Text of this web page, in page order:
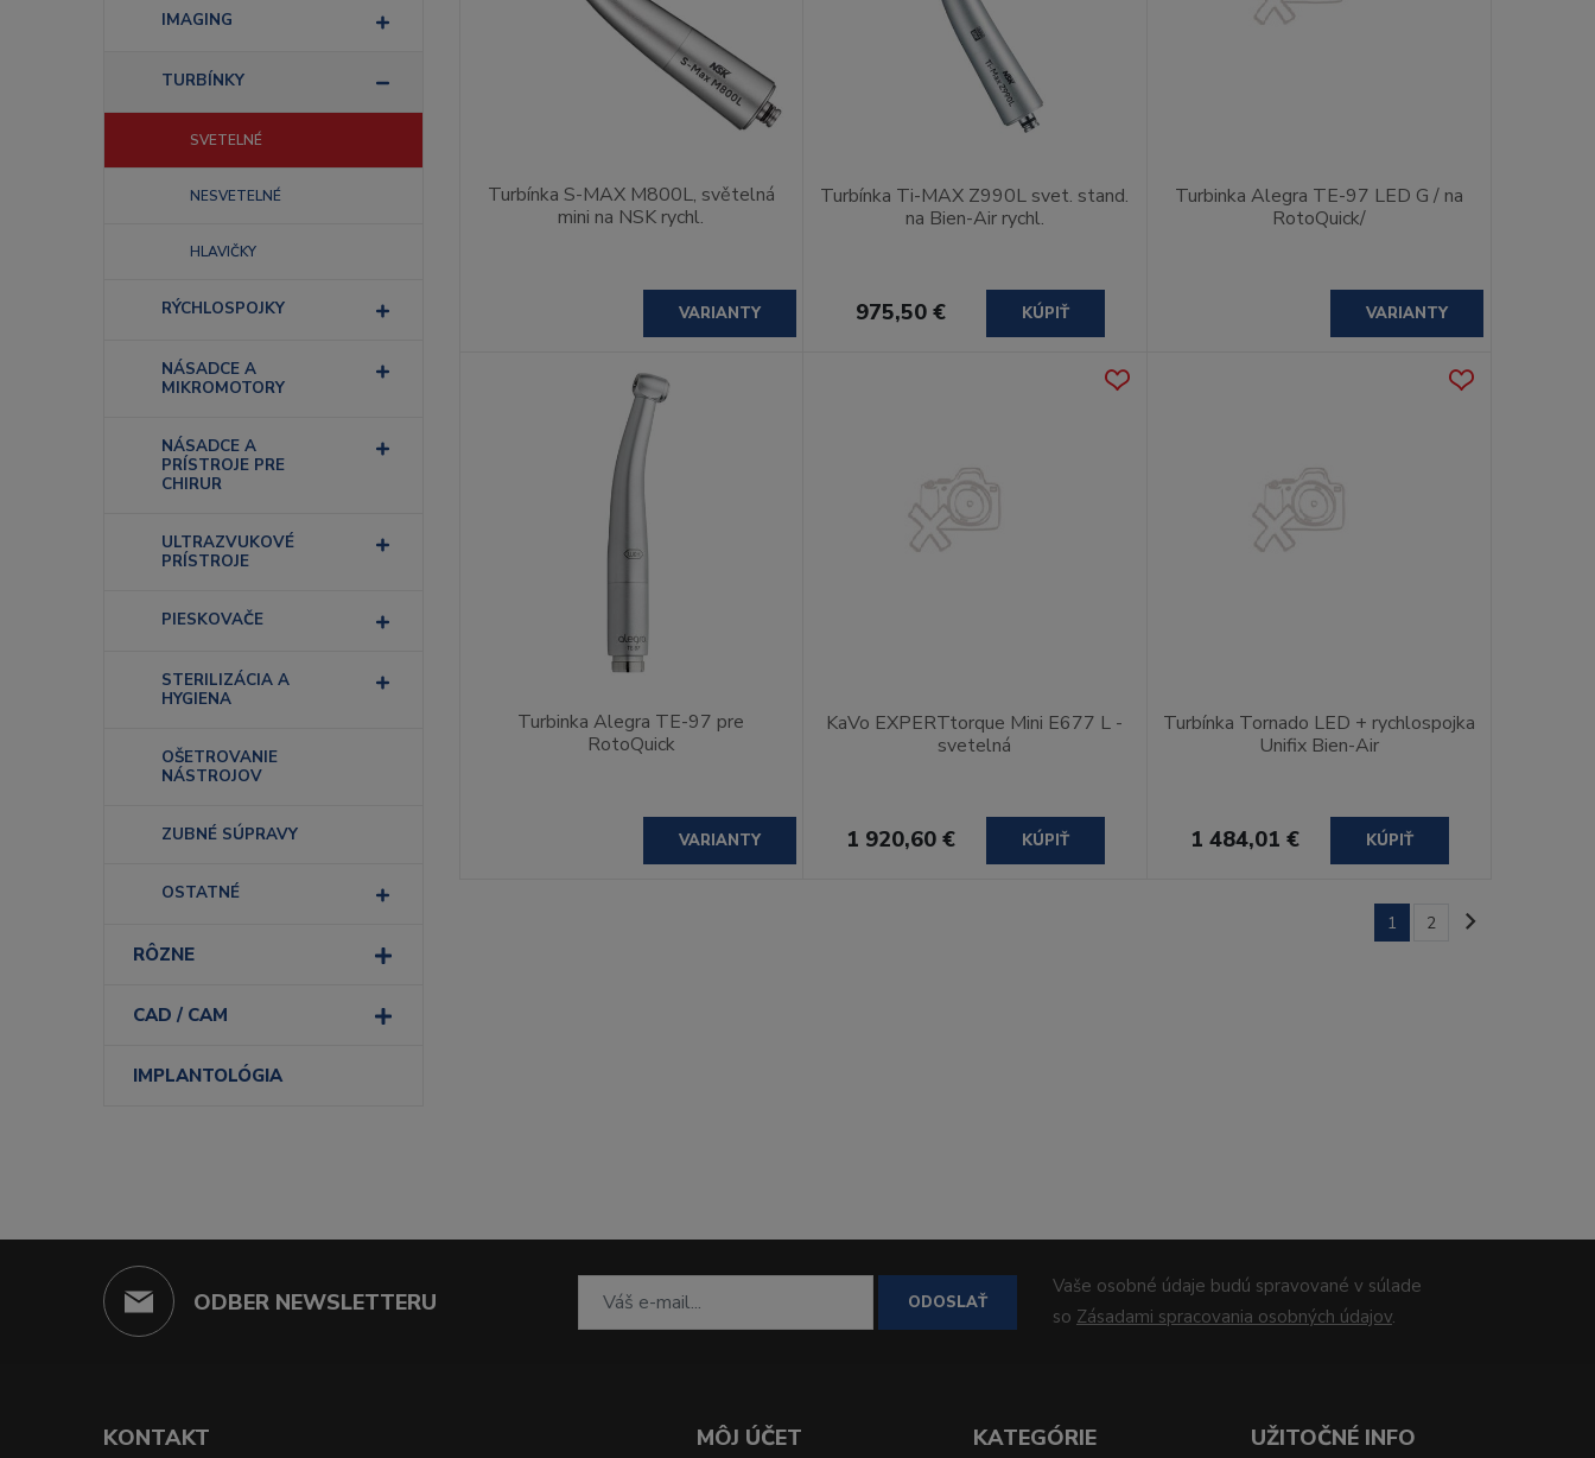
IMAGING
TURBÍNKY
SVETELNÉ
NESVETELNÉ
HLAVIČKY
RÝCHLOSPOJKY
NÁSADCE A
MIKROMOTORY
NÁSADCE A
PRÍSTROJE PRE
CHIRUR
ULTRAZVUKOVÉ
PRÍSTROJE
PIESKOVAČE
STERILIZÁCIA A
HYGIENA
OŠETROVANIE
NÁSTROJOV
ZUBNÉ SÚPRAVY
OSTATNÉ
RÔZNE
CAD / CAM
IMPLANTOLÓGIA
Turbínka S-MAX M800L, světelná
mini na NSK rychl.
VARIANTY
Turbínka Ti-MAX Z990L svet. stand.
na Bien-Air rychl.
975,50 € KÚPIŤ
Turbinka Alegra TE-97 LED G / na
RotoQuick/
VARIANTY
Turbinka Alegra TE-97 pre
RotoQuick
VARIANTY
KaVo EXPERTtorque Mini E677 L -
svetelná
1 920,60 € KÚPIŤ
Turbínka Tornado LED + rychlospojka
Unifix Bien-Air
1 484,01 € KÚPIŤ
1 2
ODBER NEWSLETTERU ODOSLAŤ
Vaše osobné údaje budú spravované v súlade
so Zásadami spracovania osobných údajov.
KONTAKT MÔJ ÚČET KATEGÓRIE UŽITOČNÉ INFO